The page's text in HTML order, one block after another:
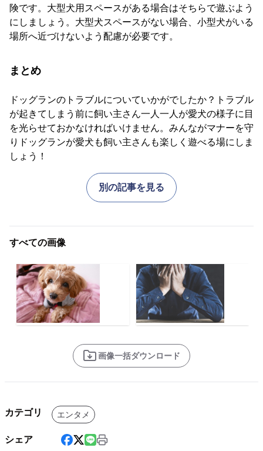
険です。大型犬用スペースがある場合はそちらで遊ぶよう
にしましょう。大型犬スペースがない場合、小型犬がいる
場所へ近づけないよう配慮が必要です。
まとめ
ドッグランのトラブルについていかがでしたか？トラブル
が起きてしまう前に飼い主さん一人一人が愛犬の様子に目
を光らせておかなければいけません。みんながマナーを守
りドッグランが愛犬も飼い主さんも楽しく遊べる場にしま
しょう！
別の記事を見る
すべての画像
画像一括ダウンロード
カテゴリ エンタメ
シェア